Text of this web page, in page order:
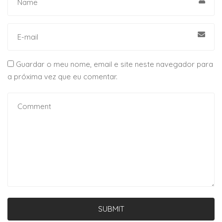
Guardar o meu nome, email e site neste navegador para
a próxima vez que eu comentar.
SUBMIT